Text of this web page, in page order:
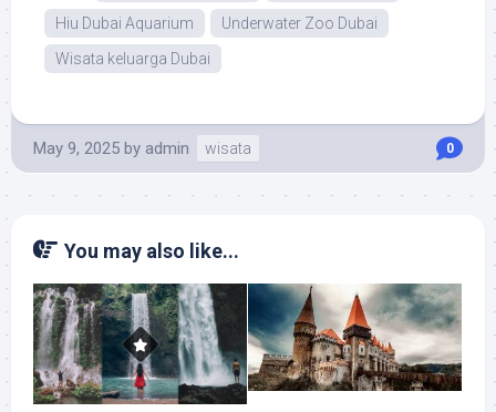
Hiu Dubai Aquarium
Underwater Zoo Dubai
Wisata keluarga Dubai
May 9, 2025 by admin wisata 0
You may also like...